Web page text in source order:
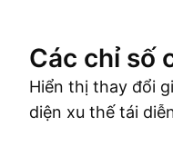
Các chỉ số
Hiển thị thay đổi
diện xu thế tái